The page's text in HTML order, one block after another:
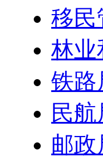
移民
林业
铁路
民航
邮政